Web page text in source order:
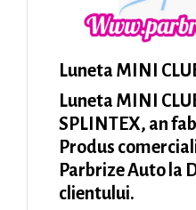
Luneta MINI
Luneta MINI
SPLINTEX, an
Produs
Parbrize Auto la
clientului.